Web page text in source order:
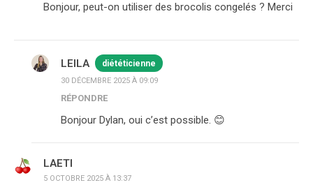
Bonjour, peut-on utiliser des brocolis congelés ? Merci
LEILA diététicienne
30 DÉCEMBRE 2025 À 09:09
RÉPONDRE
Bonjour Dylan, oui c’est possible. 😊
LAETI
5 OCTOBRE 2025 À 13:37